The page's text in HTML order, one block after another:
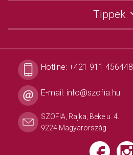
Tippek
Hotline: +421 911 456448
E-mail: info@szofia.hu
SZOFIA, Rajka, Beke u. 4.
9224 Magyarország